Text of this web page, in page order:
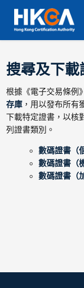
搜尋及下載
根據《電子交易條例
存庫 ，用以發布所有
下載特定證書，以核
列證書類別。
數碼證書（
數碼證書（
數碼證書（